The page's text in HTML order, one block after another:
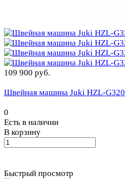
109 900 руб.
Швейная машина Juki HZL-G320
0
Есть в наличии
В корзину
Быстрый просмотр